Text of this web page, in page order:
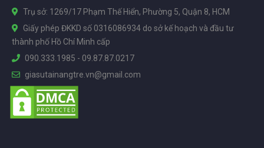
Trụ sở: 1269/17 Phạm Thế Hiển, Phường 5, Quận 8, HCM
Giấy phép ĐKKD số 0316086934 do sở kế hoạch và đầu tư
thành phố Hồ Chí Minh cấp
090.333.1985 - 09.87.87.0217
giasutainangtre.vn@gmail.com